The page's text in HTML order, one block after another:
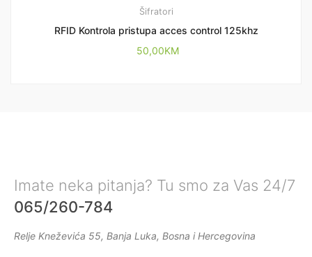
Šifratori
RFID Kontrola pristupa acces control 125khz
50,00KM
Imate neka pitanja? Tu smo za Vas 24/7
065/260-784
Relje Kneževića 55, Banja Luka, Bosna i Hercegovina